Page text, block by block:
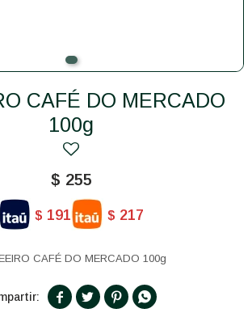
100g
$ 255
$ 191 $ 217
CAFÉ DO MERCADO 100g
   